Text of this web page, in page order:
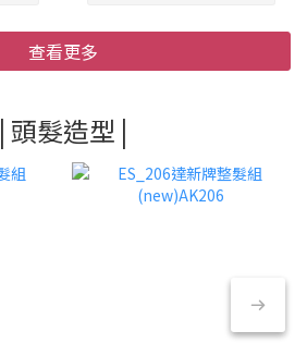
查看更多
| 頭髮造型 |